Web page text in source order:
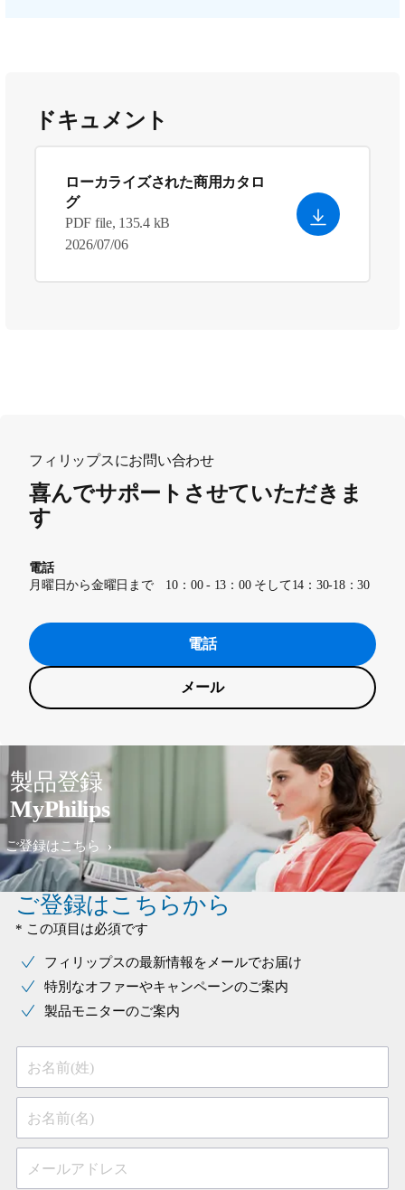
ドキュメント
ローカライズされた商用カタロ
グ
PDF file, 135.4 kB
2026/07/06
フィリップスにお問い合わせ
喜んでサポートさせていただきま
す
電話
月曜日から金曜日まで 10：00 - 13：00 そして14：30-18：30
電話
メール
製品登録
MyPhilips
ご登録はこちら
ご登録はこちらから
* この項目は必須です
フィリップスの最新情報をメールでお届け
特別なオファーやキャンペーンのご案内
製品モニターのご案内
お名前(姓)
お名前(名)
メールアドレス